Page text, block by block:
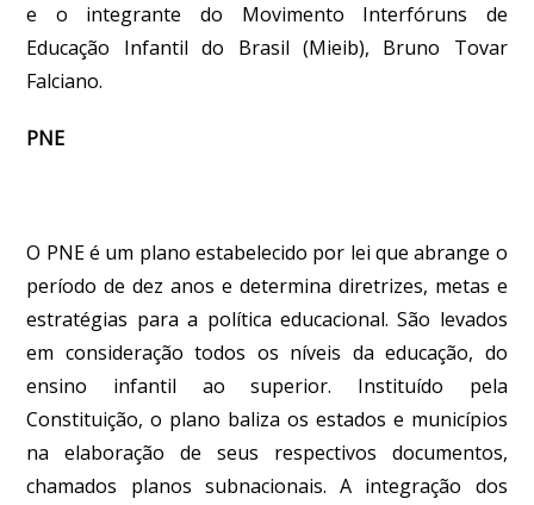
e o integrante do Movimento Interfóruns de
Educação Infantil do Brasil (Mieib), Bruno Tovar
Falciano.
PNE
O PNE é um plano estabelecido por lei que abrange o
período de dez anos e determina diretrizes, metas e
estratégias para a política educacional. São levados
em consideração todos os níveis da educação, do
ensino infantil ao superior. Instituído pela
Constituição, o plano baliza os estados e municípios
na elaboração de seus respectivos documentos,
chamados planos subnacionais. A integração dos